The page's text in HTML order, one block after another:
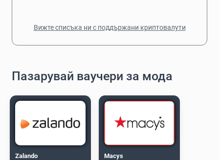
Вижте списъка ни с поддържани криптовалути
Пазарувай ваучери за мода
Zalando Macys